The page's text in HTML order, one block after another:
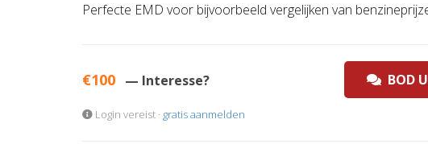
Perfecte EMD voor bijvoorbeeld vergelijken van
€100 — Interesse? BOD
Login vereist · gratis aanmelden